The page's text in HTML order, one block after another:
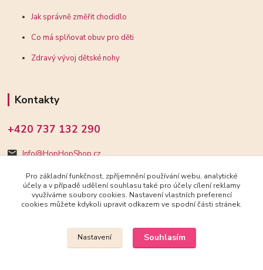
Jak správně změřit chodidlo
Co má splňovat obuv pro děti
Zdravý vývoj dětské nohy
Kontakty
+420 737 132 290
Info@HopHopShop.cz
Upravit sběr cookies.
Pro základní funkčnost, zpříjemnění používání webu, analytické
účely a v případě udělení souhlasu také pro účely cílení reklamy
využíváme soubory cookies. Nastavení vlastních preferencí
cookies můžete kdykoli upravit odkazem ve spodní části stránek.
Nastavení Souhlasím